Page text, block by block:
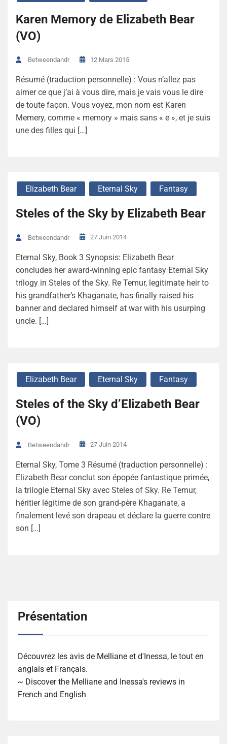
Karen Memory de Elizabeth Bear
(VO)
Betweendandr 12 Mars 2015
Résumé (traduction personnelle) : Vous n’allez pas
aimer ce que j’ai à vous dire, mais je vais vous le dire
de toute façon. Vous voyez, mon nom est Karen
Memery, comme « memory » mais sans « e », et je suis
une des filles qui […]
Elizabeth Bear Eternal Sky Fantasy
Steles of the Sky by Elizabeth Bear
Betweendandr 27 Juin 2014
Eternal Sky, Book 3 Synopsis: Elizabeth Bear
concludes her award-winning epic fantasy Eternal Sky
trilogy in Steles of the Sky. Re Temur, legitimate heir to
his grandfather’s Khaganate, has finally raised his
banner and declared himself at war with his usurping
uncle. […]
Elizabeth Bear Eternal Sky Fantasy
Steles of the Sky d’Elizabeth Bear
(VO)
Betweendandr 27 Juin 2014
Eternal Sky, Tome 3 Résumé (traduction personnelle) :
Elizabeth Bear conclut son épopée fantastique primée,
la trilogie Eternal Sky avec Steles of Sky. Re Temur,
héritier légitime de son grand-père Khaganate, a
finalement levé son drapeau et déclare la guerre contre
son […]
Présentation
Découvrez les avis de Melliane et d'Inessa, le tout en
anglais et Français.
~ Discover the Melliane and Inessa's reviews in
French and English